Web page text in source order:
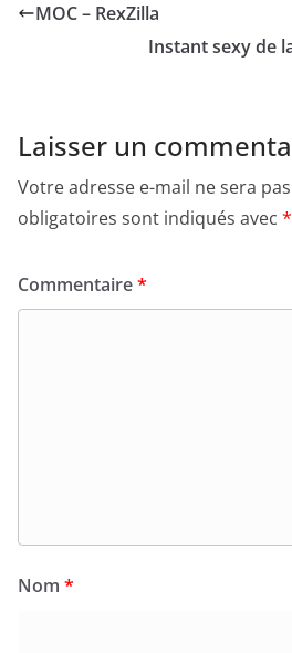
MOC – RexZilla
Instant sexy de
Laisser un
Votre adresse e-mail ne sera
obligatoires sont indiqués avec *
Commentaire*
Nom *